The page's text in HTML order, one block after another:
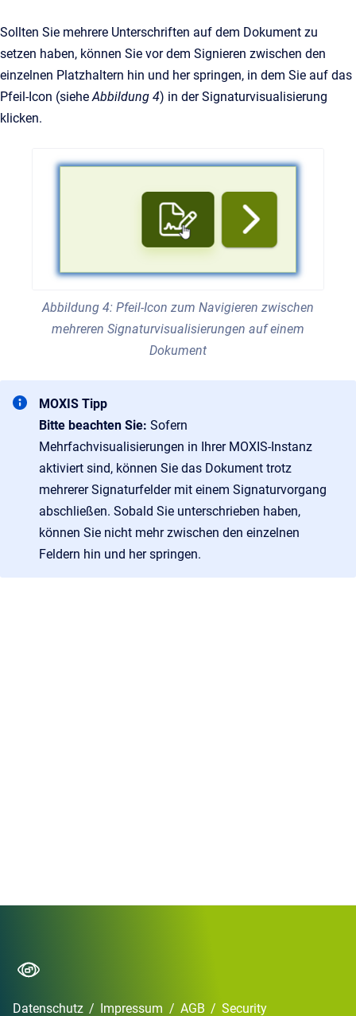
Sollten Sie mehrere Unterschriften auf dem Dokument zu
setzen haben, können Sie vor dem Signieren zwischen den
einzelnen Platzhaltern hin und her springen, in dem Sie auf das
Pfeil-Icon (sieheAbbildung 4) in der Signaturvisualisierung
klicken.
Abbildung 4: Pfeil-Icon zum Navigieren zwischen
mehreren Signaturvisualisierungen auf einem
Dokument
MOXIS Tipp
Bitte beachten Sie: Sofern
Mehrfachvisualisierungen in Ihrer MOXIS-Instanz
aktiviert sind, können Sie das Dokument trotz
mehrerer Signaturfelder mit einem Signaturvorgang
abschließen. Sobald Sie unterschrieben haben,
können Sie nicht mehr zwischen den einzelnen
Feldern hin und her springen.
Datenschutz / Impressum / AGB / Security